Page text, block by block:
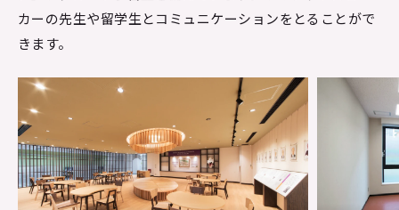
カーの先生や留学生とコミュニケーションをとることがで
きます。